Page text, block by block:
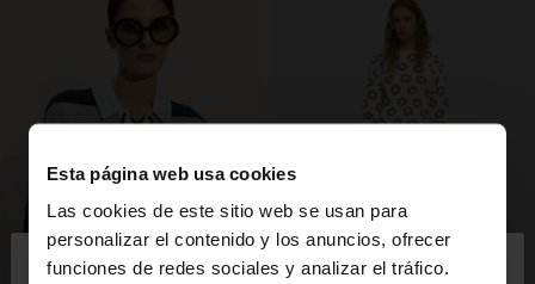
Esta página web usa cookies
Las cookies de este sitio web se usan para
personalizar el contenido y los anuncios, ofrecer
funciones de redes sociales y analizar el tráfico.
hola